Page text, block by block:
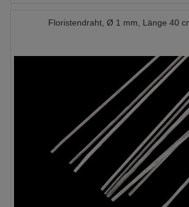
Floristendraht, Ø 1 mm, Länge 40